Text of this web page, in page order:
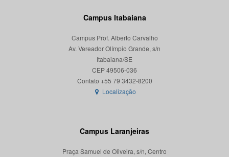
Campus Itabaiana
Campus Prof. Alberto Carvalho
Av. Vereador Olímpio Grande, s/n
Itabaiana/SE
CEP 49506-036
Localização
Campus Laranjeiras
Praça Samuel de Oliveira, s/n, Centro